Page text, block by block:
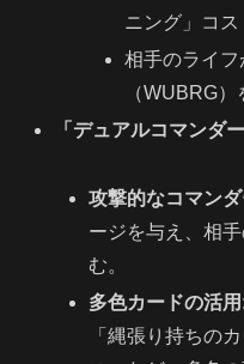
ニング」コス
相手のライ
（WUBRG
「デュアルコマンダ
攻撃的なコマン
ージを与え、相
む。
多色カードの活用
「縄張り持ちの